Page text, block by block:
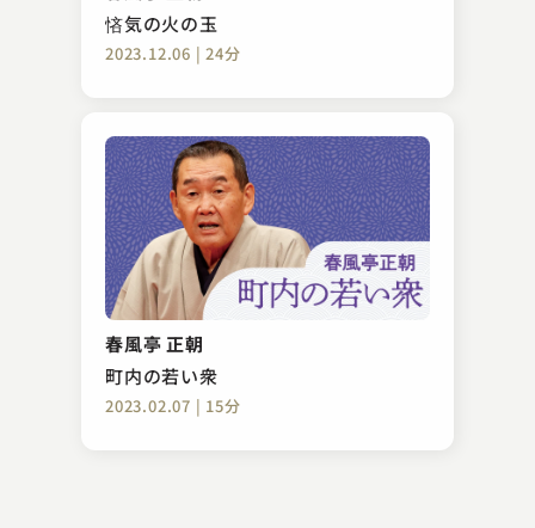
悋気の火の玉
2023.12.06 | 24分
春風亭 正朝
町内の若い衆
2023.02.07 | 15分
2023.01.11 | 23分
桂 文治
時そば
2023.11.06 | 16分